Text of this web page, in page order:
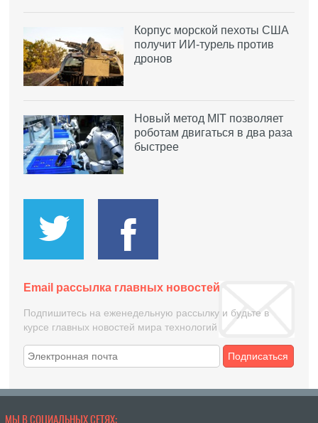
Корпус морской пехоты США
получит ИИ-турель против
дронов
Новый метод MIT позволяет
роботам двигаться в два раза
быстрее
Email рассылка главных новостей
Подпишитесь на еженедельную рассылку и будьте в
курсе главных новостей мира технологий
Подписаться
МЫ В СОЦИАЛЬНЫХ СЕТЯХ: